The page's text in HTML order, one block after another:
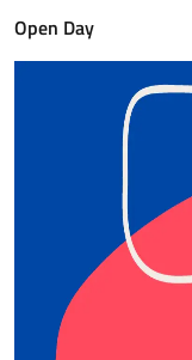
Open Day